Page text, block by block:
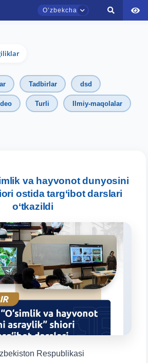
Oʼzbekcha
Tadbirlar dsd
Turli Ilmiy-maqolalar
va hayvonot dunyosini
ostida targ‘ibot darslari
o‘tkazildi
Respublikasi
chati
ushbu
shu mavzudagi aniq
1. Hujjatlar (bakalavr) (5) 2. Hujjatlar (magistr) (4)
(bakalavr) (8) 4. Suhbat (magistr) (5)
8. Bakalavriat kvotasi (3)